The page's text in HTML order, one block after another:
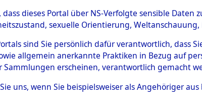
Ermittlungen zu
(84601739)→
dass dieses Portal über NS-Verfolgte sensible
sexuelle Orientierung,
sind Sie persönlich dafür verantwortlich, dass
allgemein anerkannte Praktiken in Bezug auf
Sammlungen erscheinen, verantwortlich gemacht
Sie uns, wenn Sie beispielsweiser als Angehöriger